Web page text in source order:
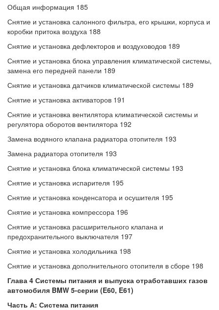
Общая информация 185
Снятие и установка салонного фильтра, его крышки, корпуса и
коробки притока воздуха 188
Снятие и установка дефлекторов и воздуховодов 189
Снятие и установка блока управления климатической системы,
замена его передней панели 189
Снятие и установка датчиков климатической системы 189
Снятие и установка активаторов 191
Снятие и установка вентилятора климатической системы и
регулятора оборотов вентилятора 192
Замена водяного клапана радиатора отопителя 193
Замена радиатора отопителя 193
Снятие и установка блока климатической системы 193
Снятие и установка испарителя 195
Снятие и установка конденсатора и осушителя 195
Снятие и установка компрессора 196
Снятие и установка расширительного клапана и
предохранительного выключателя 197
Снятие и установка холодильника 198
Снятие и установка дополнительного отопителя в сборе 198
Глава 4 Системы питания и выпуска отработавших газов
автомобиля BMW 5-серии (E60, E61)
Часть А: Система питания